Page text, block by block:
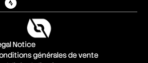
Notice
générales de vente